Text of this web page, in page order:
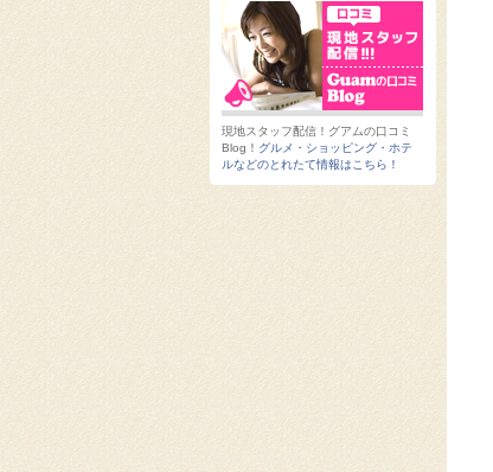
現地スタッフ配信！グアムの口コミ
Blog！ グルメ・ショッピング・ホテ
ルなどのとれたて情報はこちら！